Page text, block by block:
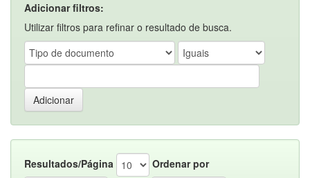
Adicionar filtros:
Utilizar filtros para refinar o resultado de busca.
Resultados/Página
Ordenar por